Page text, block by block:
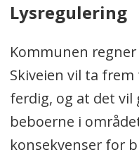
Lysregulering
Kommunen
Skiveien vil ta
ferdig, og at det vil
beboerne i
konsekvenser for